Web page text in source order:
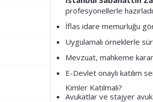
profesyonellerle
İflas idare memurluğu
Uygulamalı örneklerle
Mevzuat, mahkeme
E-Devlet onaylı katılım
Kimler Katılmalı?
Avukatlar ve stajyer